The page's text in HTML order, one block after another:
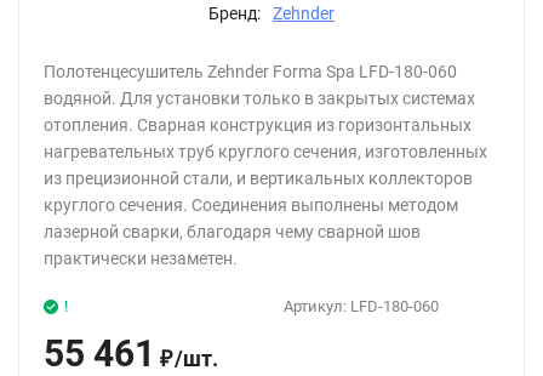
Бренд: Zehnder
Полотенцесушитель Zehnder Forma Spa LFD-180-060
водяной. Для установки только в закрытых системах
отопления. Сварная конструкция из горизонтальных
нагревательных труб круглого сечения, изготовленных
из прецизионной стали, и вертикальных коллекторов
круглого сечения. Соединения выполнены методом
лазерной сварки, благодаря чему сварной шов
практически незаметен.
Артикул: LFD-180-060
!
55 461 ₽/шт.